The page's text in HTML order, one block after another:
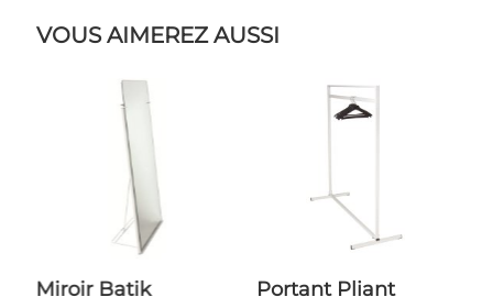
VOUS AIMEREZ AUSSI
Miroir Batik Portant Pliant